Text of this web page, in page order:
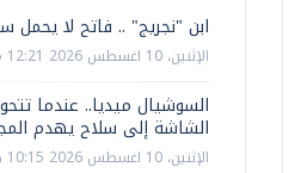
ابن "نجريج" .. فاتح لا يحمل
الإثنين، 10 اغسطس 2026 12:21 م
السوشيال ميديا.. عندما
الشاشة إلى سلاح يهدم
الإثنين، 10 اغسطس 2026 10:15 ص